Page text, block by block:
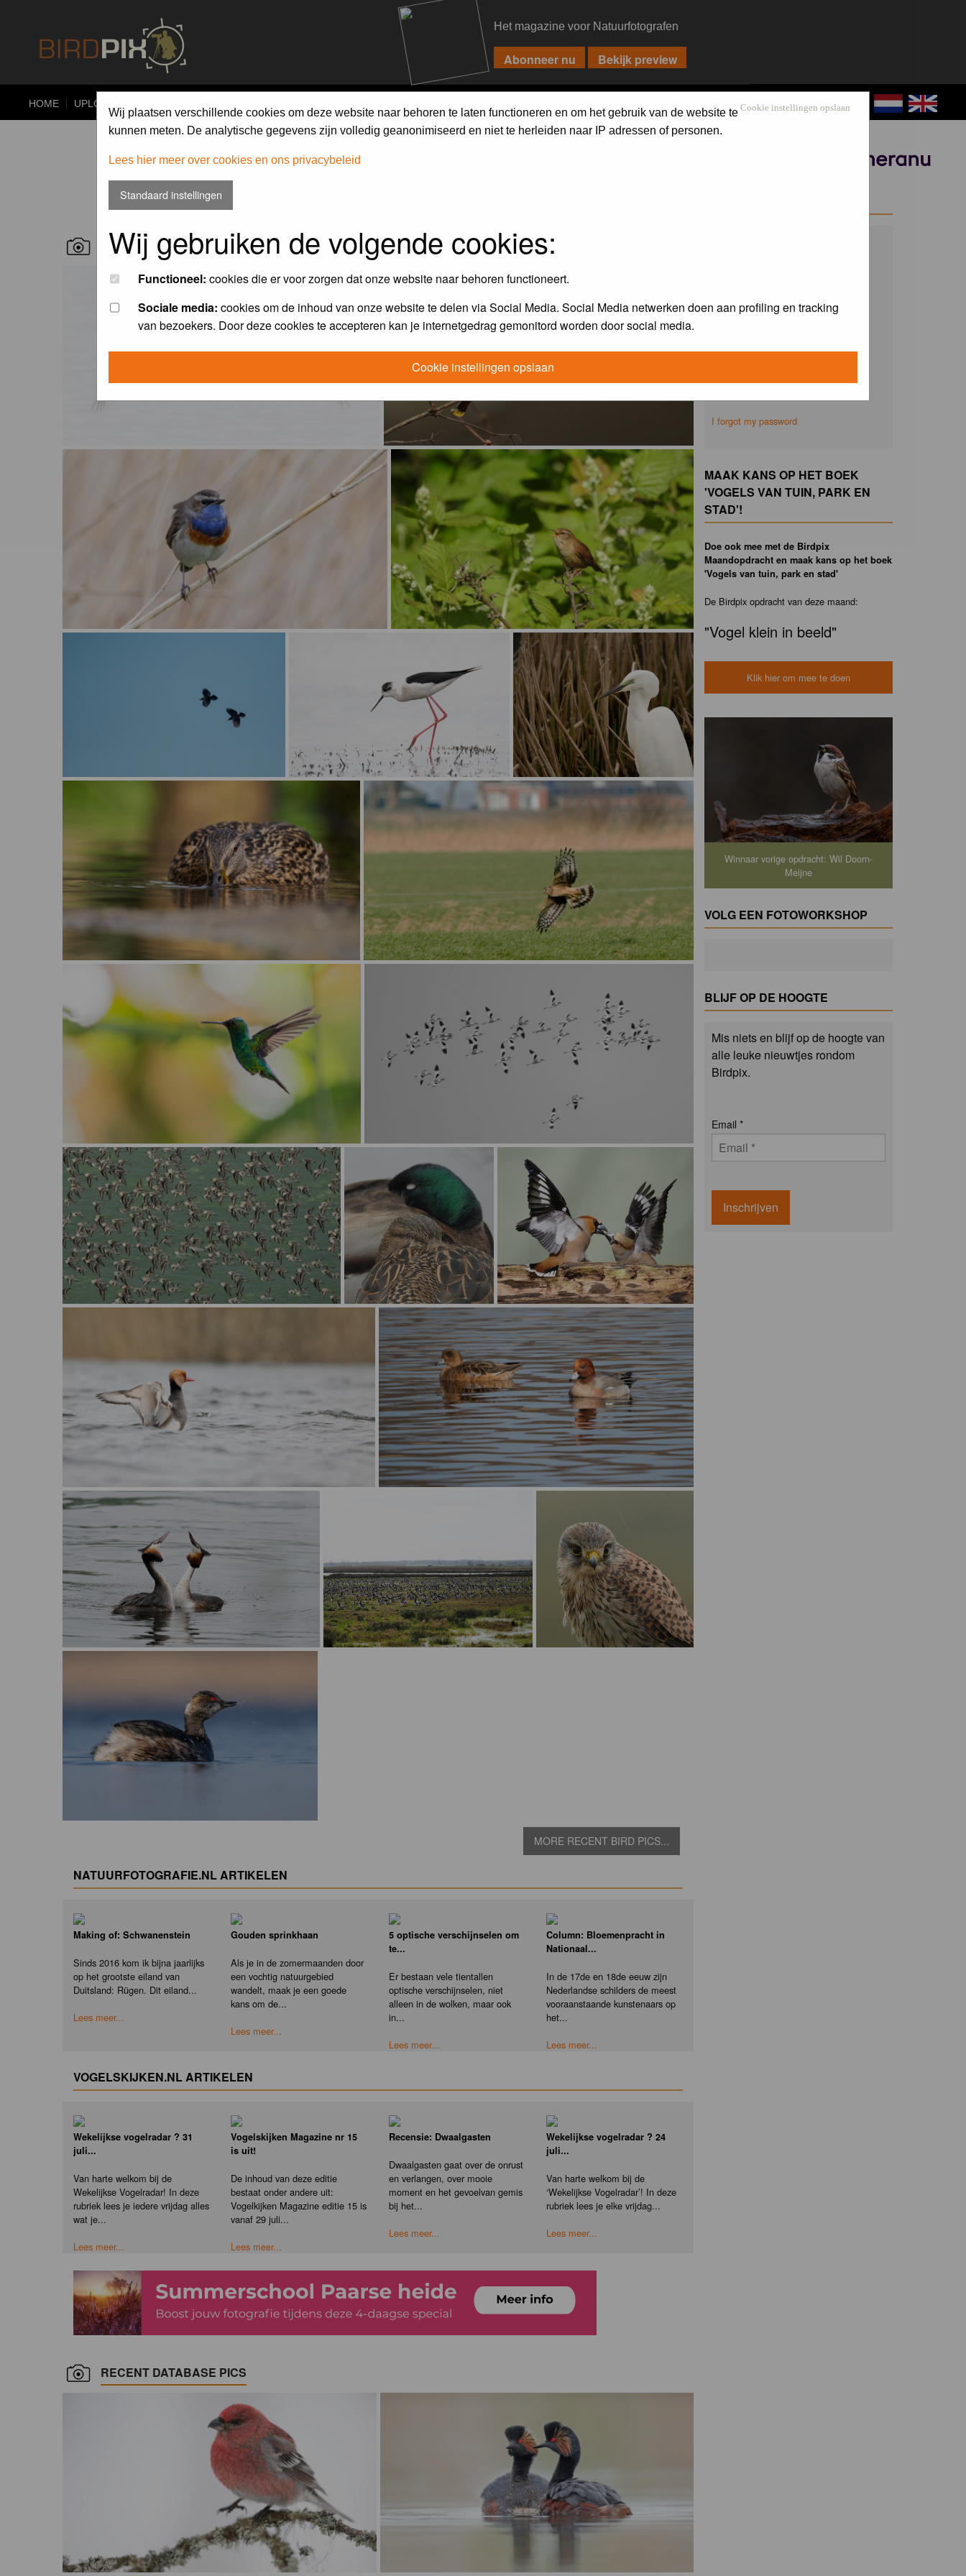
Het magazine voor Natuurfotografen
HOME UPLOAD Cookie instellingen opslaan
Wij plaatsen verschillende cookies om deze website naar behoren te laten functioneren en om het gebruik van de website te
kunnen meten. De analytische gegevens zijn volledig geanonimiseerd en niet te herleiden naar IP adressen of personen.
Lees hier meer over cookies en ons privacybeleid
Standaard instellingen
Wij gebruiken de volgende cookies:
Functioneel: cookies die er voor zorgen dat onze website naar behoren functioneert.
Sociale media: cookies om de inhoud van onze website te delen via Social Media. Social Media netwerken doen aan profiling en tracking
van bezoekers. Door deze cookies te accepteren kan je internetgedrag gemonitord worden door social media.
Cookie instellingen opslaan
RECENT BIRD PICS
MORE RECENT BIRD PICS...
NATUURFOTOGRAFIE.NL ARTIKELEN
Making of: Schwanenstein
Sinds 2016 kom ik bijna jaarlijks
op het grootste eiland van
Duitsland: Rügen. Dit eiland...
Lees meer...
Gouden sprinkhaan
Als je in de zomermaanden door
een vochtig natuurgebied
wandelt, maak je een goede
kans om de...
Lees meer...
5 optische verschijnselen om
te...
Er bestaan vele tientallen
optische verschijnselen, niet
alleen in de wolken, maar ook
in...
Lees meer...
Column: Bloemenpracht in
Nationaal...
In de 17de en 18de eeuw zijn
Nederlandse schilders de meest
vooraanstaande kunstenaars op
het...
Lees meer...
VOGELSKIJKEN.NL ARTIKELEN
Wekelijkse vogelradar ? 31
juli...
Van harte welkom bij de
Wekelijkse Vogelradar! In deze
rubriek lees je iedere vrijdag alles
wat je...
Lees meer...
Vogelskijken Magazine nr 15
is uit!
De inhoud van deze editie
bestaat onder andere uit:
Vogelkijken Magazine editie 15 is
vanaf 29 juli...
Lees meer...
Recensie: Dwaalgasten
Dwaalgasten gaat over de onrust
en verlangen, over mooie
moment en het gevoelvan gemis
bij het...
Lees meer...
Wekelijkse vogelradar ? 24
juli...
Van harte welkom bij de
‘Wekelijkse Vogelradar’! In deze
rubriek lees je elke vrijdag...
Lees meer...
RECENT DATABASE PICS
I forgot my password
MAAK KANS OP HET BOEK
'VOGELS VAN TUIN, PARK EN
STAD'!
Doe ook mee met de Birdpix
Maandopdracht en maak kans op het boek
'Vogels van tuin, park en stad'
De Birdpix opdracht van deze maand:
"Vogel klein in beeld"
Klik hier om mee te doen
Winnaar vorige opdracht: Wil Doorn-
Meijne
VOLG EEN FOTOWORKSHOP
BLIJF OP DE HOOGTE
Mis niets en blijf op de hoogte van
alle leuke nieuwtjes rondom
Birdpix.
Email *
Inschrijven